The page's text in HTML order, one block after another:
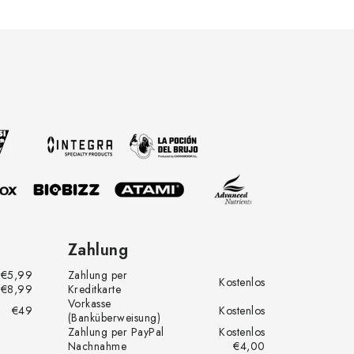
€5,99
€8,99
€49
Zahlung
Zahlung per
Kreditkarte
Kostenlos
Vorkasse
(Banküberweisung)
Kostenlos
Zahlung per PayPal
Kostenlos
Nachnahme
€4,00